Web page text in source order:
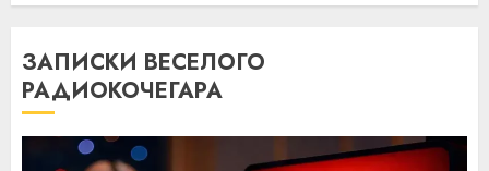
ЗАПИСКИ ВЕСЕЛОГО
РАДИОКОЧЕГАРА